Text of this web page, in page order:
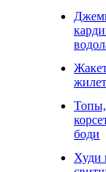
Топы,
боди
Худи